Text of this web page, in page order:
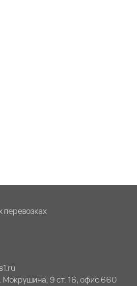
перевозках
Мокрушина, 9 ст. 16, офис 660